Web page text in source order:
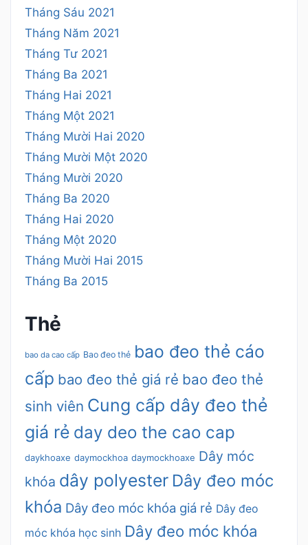
Tháng Sáu 2021
Tháng Năm 2021
Tháng Tư 2021
Tháng Ba 2021
Tháng Hai 2021
Tháng Một 2021
Tháng Mười Hai 2020
Tháng Mười Một 2020
Tháng Mười 2020
Tháng Ba 2020
Tháng Hai 2020
Tháng Một 2020
Tháng Mười Hai 2015
Tháng Ba 2015
Thẻ
bao da cao cấp Bao đeo thẻ bao đeo thẻ cáo
cấp bao đeo thẻ giá rẻ bao đeo thẻ
sinh viên Cung cấp dây đeo thẻ
giá rẻ day deo the cao cap
daykhoaxe daymockhoa daymockhoaxe Dây móc
khóa dây polyester Dây đeo móc
khóa Dây đeo móc khóa giá rẻ Dây đeo
móc khóa học sinh Dây đeo móc khóa